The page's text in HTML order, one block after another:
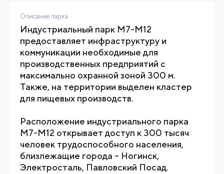
Описание парка
Индустриальный парк М7-М12
предоставляет инфраструктуру и
коммуникации необходимые для
производственных предприятий с
максимально охранной зоной 300 м.
Также, на территории выделен кластер
для пищевых производств.
Расположение индустриального парка
М7-М12 открывает доступ к 300 тысяч
человек трудоспособного населения,
близлежащие города – Ногинск,
Электросталь, Павловский Посад.